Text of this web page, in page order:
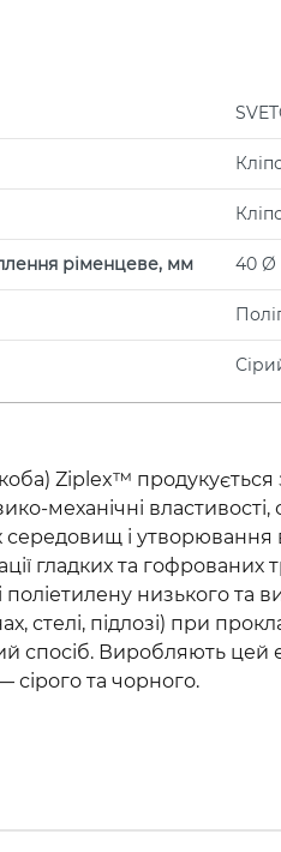
ріменцеве, мм 40 Ø
Ziplex™ продукується
механічні властивості,
середовищ і утворювання
гладких та гофрованих
поліетилену низького та
стелі, підлозі) при
спосіб. Виробляють цей
сірого та чорного.